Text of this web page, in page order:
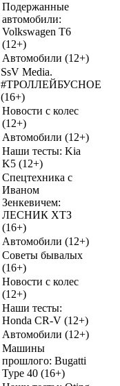
Подержанные
автомобили:
Volkswagen T6
(12+)
Автомобили (12+)
SsV Media.
#ТРОЛЛЕЙБУСНОЕ
(16+)
Новости с колес
(12+)
Автомобили (12+)
Наши тесты: Kia
K5 (12+)
Спецтехника с
Иваном
Зенкевичем:
ЛЕСНИК ХТЗ
(16+)
Автомобили (12+)
Советы бывалых
(16+)
Новости с колес
(12+)
Наши тесты:
Honda CR-V (12+)
Автомобили (12+)
Машины
прошлого: Bugatti
Type 40 (16+)